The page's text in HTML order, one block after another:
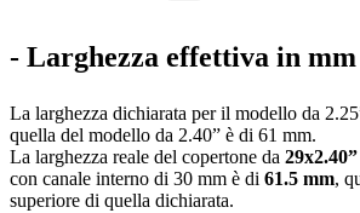
- Larghezza effettiva in mm
La larghezza dichiarata per il modello da
quella del modello da 2.40” è di 61 mm.
La larghezza reale del copertone da 29x2.40”
con canale interno di 30 mm è di 61.5 mm,
superiore di quella dichiarata.